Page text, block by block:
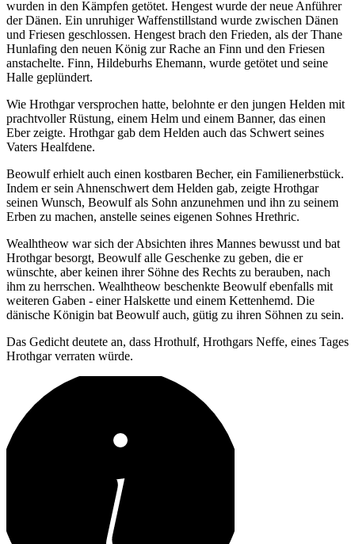
wurden in den Kämpfen getötet. Hengest wurde der neue Anführer
der Dänen. Ein unruhiger Waffenstillstand wurde zwischen Dänen
und Friesen geschlossen. Hengest brach den Frieden, als der Thane
Hunlafing den neuen König zur Rache an Finn und den Friesen
anstachelte. Finn, Hildeburhs Ehemann, wurde getötet und seine
Halle geplündert.
Wie Hrothgar versprochen hatte, belohnte er den jungen Helden mit
prachtvoller Rüstung, einem Helm und einem Banner, das einen
Eber zeigte. Hrothgar gab dem Helden auch das Schwert seines
Vaters Healfdene.
Beowulf erhielt auch einen kostbaren Becher, ein Familienerbstück.
Indem er sein Ahnenschwert dem Helden gab, zeigte Hrothgar
seinen Wunsch, Beowulf als Sohn anzunehmen und ihn zu seinem
Erben zu machen, anstelle seines eigenen Sohnes Hrethric.
Wealhtheow war sich der Absichten ihres Mannes bewusst und bat
Hrothgar besorgt, Beowulf alle Geschenke zu geben, die er
wünschte, aber keinen ihrer Söhne des Rechts zu berauben, nach
ihm zu herrschen. Wealhtheow beschenkte Beowulf ebenfalls mit
weiteren Gaben - einer Halskette und einem Kettenhemd. Die
dänische Königin bat Beowulf auch, gütig zu ihren Söhnen zu sein.
Das Gedicht deutete an, dass Hrothulf, Hrothgars Neffe, eines Tages
Hrothgar verraten würde.